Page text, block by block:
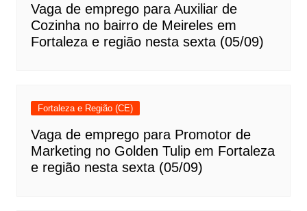
Vaga de emprego para Auxiliar de
Cozinha no bairro de Meireles em
Fortaleza e região nesta sexta (05/09)
Fortaleza e Região (CE)
Vaga de emprego para Promotor de
Marketing no Golden Tulip em Fortaleza
e região nesta sexta (05/09)